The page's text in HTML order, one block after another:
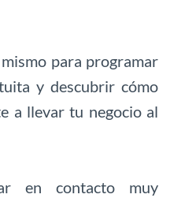
para programar
y descubrir cómo
a llevar tu negocio al
en contacto muy